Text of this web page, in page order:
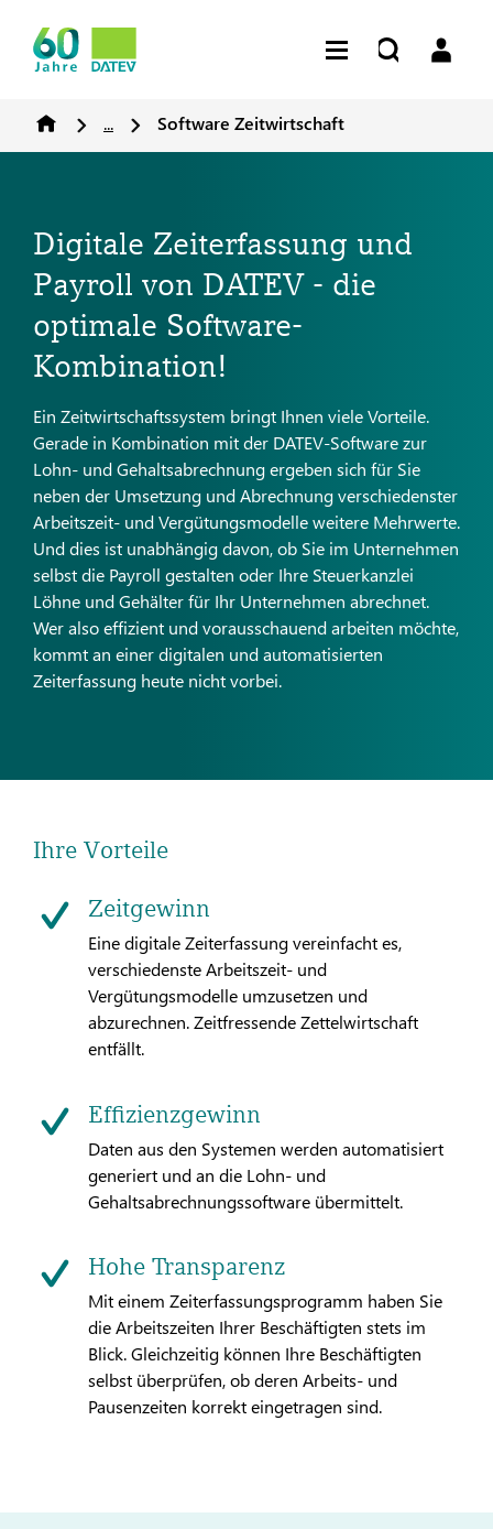
... Software Zeitwirtschaft
Digitale Zeiterfassung und
Payroll von DATEV - die
optimale Software-
Kombination!
Ein Zeitwirtschaftssystem bringt Ihnen viele Vorteile.
Gerade in Kombination mit der DATEV-Software zur
Lohn- und Gehaltsabrechnung ergeben sich für Sie
neben der Umsetzung und Abrechnung verschiedenster
Arbeitszeit- und Vergütungsmodelle weitere Mehrwerte.
Und dies ist unabhängig davon, ob Sie im Unternehmen
selbst die Payroll gestalten oder Ihre Steuerkanzlei
Löhne und Gehälter für Ihr Unternehmen abrechnet.
Wer also effizient und vorausschauend arbeiten möchte,
kommt an einer digitalen und automatisierten
Zeiterfassung heute nicht vorbei.
Ihre Vorteile
Zeitgewinn
Eine digitale Zeiterfassung vereinfacht es,
verschiedenste Arbeitszeit- und
Vergütungsmodelle umzusetzen und
abzurechnen. Zeitfressende Zettelwirtschaft
entfällt.
Effizienzgewinn
Daten aus den Systemen werden automatisiert
generiert und an die Lohn- und
Gehaltsabrechnungssoftware übermittelt.
Hohe Transparenz
Mit einem Zeiterfassungsprogramm haben Sie
die Arbeitszeiten Ihrer Beschäftigten stets im
Blick. Gleichzeitig können Ihre Beschäftigten
selbst überprüfen, ob deren Arbeits- und
Pausenzeiten korrekt eingetragen sind.